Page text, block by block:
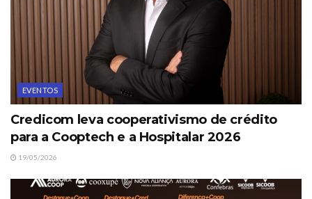
EVENTOS
Credicom leva cooperativismo de crédito
para a Cooptech e a Hospitalar 2026
19/05/2026